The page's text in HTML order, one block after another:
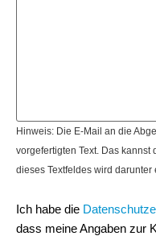
Hinweis: Die E-Mail an die
vorgefertigten Text. Das
dieses Textfeldes wird darunter
Ich habe die
dass meine Angaben zur